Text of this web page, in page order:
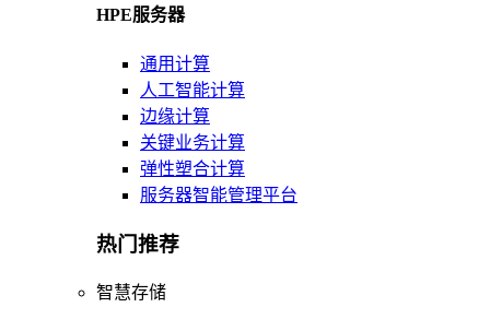
HPE服务器
通用计算
人工智能计算
边缘计算
关键业务计算
弹性塑合计算
服务器智能管理平台
热门推荐
智慧存储